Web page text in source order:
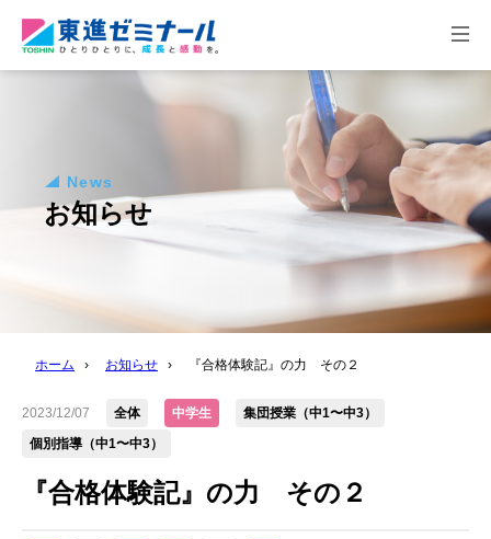
News
お知らせ
ホーム › お知らせ › 『合格体験記』の力 その２
2023/12/07 全体 中学生
集団授業（中1〜中3）
個別指導（中1〜中3）
『合格体験記』の力 その２